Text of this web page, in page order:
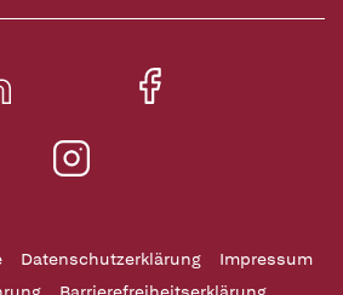
Datenschutzerklärung
Impressum